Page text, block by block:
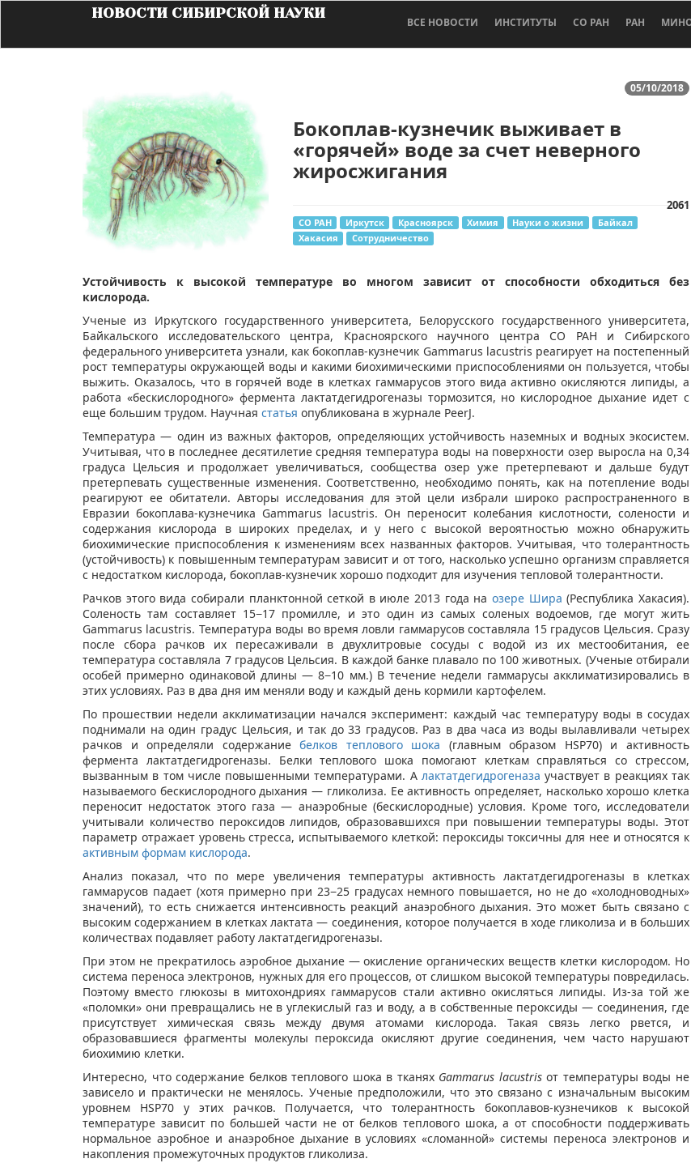
НОВОСТИ СИБИРСКОЙ НАУКИ
ВСЕ НОВОСТИ ИНСТИТУТЫ СО РАН РАН
05/10/2018
Бокоплав-кузнечик выживает в
«горячей» воде за счет неверного
жиросжигания
2061
СО РАН Иркутск Красноярск Химия Науки о жизни
Байкал
Хакасия
Сотрудничество
Устойчивость к высокой температуре во многом зависит от способности обходиться без
кислорода.
​Ученые из Иркутского государственного университета, Белорусского государственного университета,
Байкальского исследовательского центра, Красноярского научного центра СО РАН и Сибирского
федерального университета узнали, как бокоплав-кузнечик Gammarus lacustris реагирует на постепенный
рост температуры окружающей воды и какими биохимическими приспособлениями он пользуется, чтобы
выжить. Оказалось, что в горячей воде в клетках гаммарусов этого вида активно окисляются липиды, а
работа «бескислородного» фермента лактатдегидрогеназы тормозится, но кислородное дыхание идет с
еще большим трудом. Научная статья опубликована в журнале PeerJ.
Температура — один из важных факторов, определяющих устойчивость наземных и водных экосистем.
Учитывая, что в последнее десятилетие средняя температура воды на поверхности озер выросла на 0,34
градуса Цельсия и продолжает увеличиваться, сообщества озер уже претерпевают и дальше будут
претерпевать существенные изменения. Соответственно, необходимо понять, как на потепление воды
реагируют ее обитатели. Авторы исследования для этой цели избрали широко распространенного в
Евразии бокоплава-кузнечика Gammarus lacustris. Он переносит колебания кислотности, солености и
содержания кислорода в широких пределах, и у него с высокой вероятностью можно обнаружить
биохимические приспособления к изменениям всех названных факторов. Учитывая, что толерантность
(устойчивость) к повышенным температурам зависит и от того, насколько успешно организм справляется
с недостатком кислорода, бокоплав-кузнечик хорошо подходит для изучения тепловой толерантности.
Рачков этого вида собирали планктонной сеткой в июле 2013 года наозере Шира (Республика Хакасия).
Соленость там составляет 15−17 промилле, и это один из самых соленых водоемов, где могут жить
Gammarus lacustris. Температура воды во время ловли гаммарусов составляла 15 градусов Цельсия. Сразу
после сбора рачков их пересаживали в двухлитровые сосуды с водой из их местообитания, ее
температура составляла 7 градусов Цельсия. В каждой банке плавало по 100 животных. (Ученые отбирали
особей примерно одинаковой длины — 8−10 мм.) В течение недели гаммарусы акклиматизировались в
этих условиях. Раз в два дня им меняли воду и каждый день кормили картофелем.
По прошествии недели акклиматизации начался эксперимент: каждый час температуру воды в сосудах
поднимали на один градус Цельсия, и так до 33 градусов. Раз в два часа из воды вылавливали четырех
рачков и определяли содержание белков теплового шока
(главным образом HSP70) и активность
фермента лактатдегидрогеназы. Белки теплового шока помогают клеткам справляться со стрессом,
вызванным в том числе повышенными температурами. А лактатдегидрогеназа участвует в реакциях так
называемого бескислородного дыхания — гликолиза. Ее активность определяет, насколько хорошо клетка
переносит недостаток этого газа — анаэробные (бескислородные) условия. Кроме того, исследователи
учитывали количество пероксидов липидов, образовавшихся при повышении температуры воды. Этот
параметр отражает уровень стресса, испытываемого клеткой: пероксиды токсичны для нее и относятся к
активным формам кислорода.
Анализ показал, что по мере увеличения температуры активность лактатдегидрогеназы в клетках
гаммарусов падает (хотя примерно при 23−25 градусах немного повышается, но не до «холодноводных»
значений), то есть снижается интенсивность реакций анаэробного дыхания. Это может быть связано с
высоким содержанием в клетках лактата — соединения, которое получается в ходе гликолиза и в больших
количествах подавляет работу лактатдегидрогеназы.
При этом не прекратилось аэробное дыхание — окисление органических веществ клетки кислородом. Но
система переноса электронов, нужных для его процессов, от слишком высокой температуры повредилась.
Поэтому вместо глюкозы в митохондриях гаммарусов стали активно окисляться липиды. Из-за той же
«поломки» они превращались не в углекислый газ и воду, а в собственные пероксиды — соединения, где
присутствует химическая связь между двумя атомами кислорода. Такая связь легко рвется, и
образовавшиеся фрагменты молекулы пероксида окисляют другие соединения, чем часто нарушают
биохимию клетки.
Интересно, что содержание белков теплового шока в тканях Gammarus lacustris от температуры воды не
зависело и практически не менялось. Ученые предположили, что это связано с изначальным высоким
уровнем HSP70 у этих рачков. Получается, что толерантность бокоплавов-кузнечиков к высокой
температуре зависит по большей части не от белков теплового шока, а от способности поддерживать
нормальное аэробное и анаэробное дыхание в условиях «сломанной» системы переноса электронов и
накопления промежуточных продуктов гликолиза.